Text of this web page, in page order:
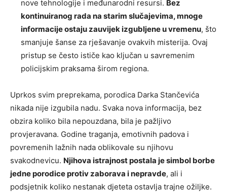
nove tehnologije i međunarodni resursi. Bez
kontinuiranog rada na starim slučajevima, mnoge
informacije ostaju zauvijek izgubljene u vremenu, što
smanjuje šanse za rješavanje ovakvih misterija. Ovaj
pristup se često ističe kao ključan u savremenim
policijskim praksama širom regiona.
Uprkos svim preprekama, porodica Darka Stančevića
nikada nije izgubila nadu. Svaka nova informacija, bez
obzira koliko bila nepouzdana, bila je pažljivo
provjeravana. Godine traganja, emotivnih padova i
povremenih lažnih nada oblikovale su njihovu
svakodnevicu. Njihova istrajnost postala je simbol borbe
jedne porodice protiv zaborava i nepravde, ali i
podsjetnik koliko nestanak djeteta ostavlja trajne ožiljke.